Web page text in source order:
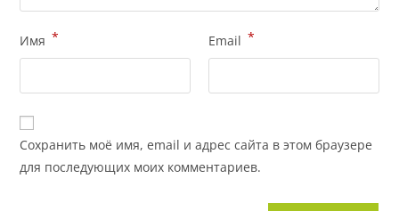
Имя * Email *
Сохранить моё имя, email и адрес сайта в этом браузере
для последующих моих комментариев.